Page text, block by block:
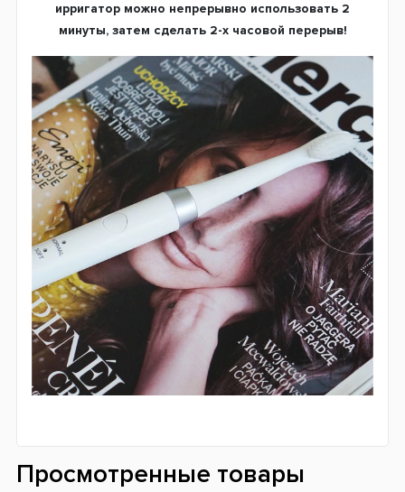
ирригатор можно непрерывно использовать 2
минуты, затем сделать 2-х часовой перерыв!
Просмотренные товары